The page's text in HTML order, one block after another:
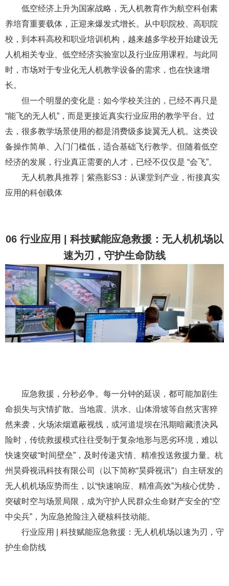
低空经济上升为国家战略，无人机教育作为航空科创素
养培育重要载体，正迎来爆发式增长。从中职院校、高职院
校，到本科高校和职业培训机构，越来越多学校开始建设无
人机相关专业、低空经济实验室以及行业应用课程。与此同
时，市场对于专业化无人机教学设备的需求，也在快速增
长。
但一个明显的变化是：如今学校关注的，已经不再只是
“能飞的无人机”，而是更接近真实行业应用的教学平台。过
去，很多教学场景使用的都是消费级多旋翼无人机。这类设
备操作简单、入门门槛低，适合基础飞行教学。但随着低空
经济的发展，行业真正需要的人才，已经不仅仅是 “会飞”。
无人机教具推荐｜紫燕影S3：从课堂到产业，衔接真实
应用的科创载体
06 行业应用 | 科技赋能应急救援：无人机机场以
速为刃，守护生命防线
应急救援，分秒必争。每一分钟的延误，都可能加剧生
命损失与灾情扩散。当地震、洪水、山体滑坡等自然灾害猝
然来袭，火场浓烟遮蔽视线，或河道堤坝在汛期暗藏溃决风
险时，传统救援模式往往受制于复杂地形与恶劣环境，难以
快速突破“时间壁垒”，及时传递灾情、精准投送救援力量。杭
州昊舜视讯科技有限公司（以下简称“昊舜视讯”）自主研发的
无人机机场应势而生，以“快速响应、精准高效”为核心优势，
突破时空与场景局限，成为守护人民群众生命财产安全的“空
中尖兵”，为应急抢险注入硬核科技动能。
行业应用 | 科技赋能应急救援：无人机机场以速为刃，守
护生命防线